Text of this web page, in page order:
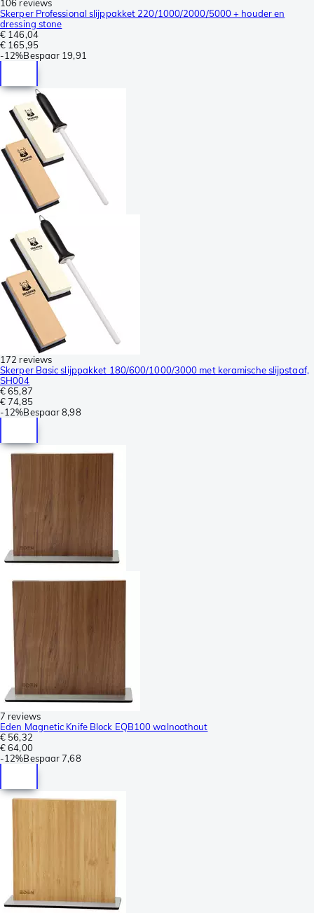
106 reviews
Skerper Professional slijppakket 220/1000/2000/5000 + houder en
dressing stone
€ 146,04
€ 165,95
-12%Bespaar 19,91
172 reviews
Skerper Basic slijppakket 180/600/1000/3000 met keramische slijpstaaf,
SH004
€ 65,87
€ 74,85
-12%Bespaar 8,98
7 reviews
Eden Magnetic Knife Block EQB100 walnoothout
€ 56,32
€ 64,00
-12%Bespaar 7,68